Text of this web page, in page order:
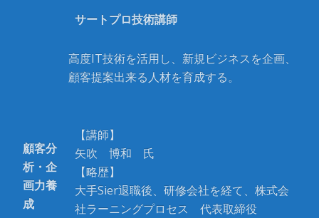
サートプロ技術講師
顧客分
析・企
画力養
成
高度IT技術を活用し、新規ビジネスを企画、
顧客提案出来る人材を育成する。
【講師】
矢吹 博和 氏
【略歴】
大手Sier退職後、研修会社を経て、株式会
社ラーニングプロセス 代表取締役